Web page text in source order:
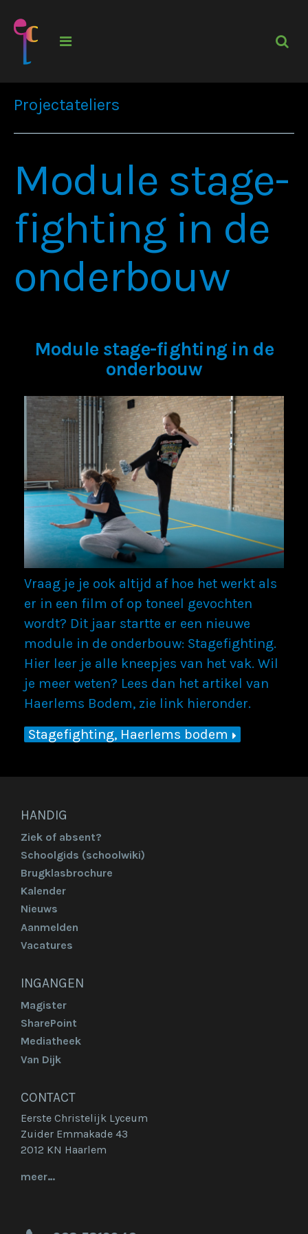
Projectateliers
Module stage-
fighting in de
onderbouw
Module stage-fighting in de
onderbouw
Vraag je je ook altijd af hoe het werkt als
er in een film of op toneel gevochten
wordt? Dit jaar startte er een nieuwe
module in de onderbouw: Stagefighting.
Hier leer je alle kneepjes van het vak. Wil
je meer weten? Lees dan het artikel van
Haerlems Bodem, zie link hieronder.
Stagefighting, Haerlems bodem
HANDIG
Ziek of absent?
Schoolgids (schoolwiki)
Brugklasbrochure
Kalender
Nieuws
Aanmelden
Vacatures
INGANGEN
Magister
SharePoint
Mediatheek
Van Dijk
CONTACT
Eerste Christelijk Lyceum
Zuider Emmakade 43
2012 KN Haarlem
meer…